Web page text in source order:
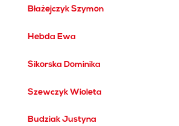
22.04.2026
Błażejczyk Szymon
05.02.2026
Hebda Ewa
22.01.2026
Sikorska Dominika
20.01.2026
Szewczyk Wioleta
20.01.2026
Budziak Justyna